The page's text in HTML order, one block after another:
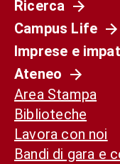
Ricerca
Campus Life
Imprese e
Ateneo
Area Stampa
Biblioteche
Lavora con noi
Bandi di gara e